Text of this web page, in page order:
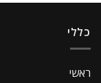
כללי
ראשי